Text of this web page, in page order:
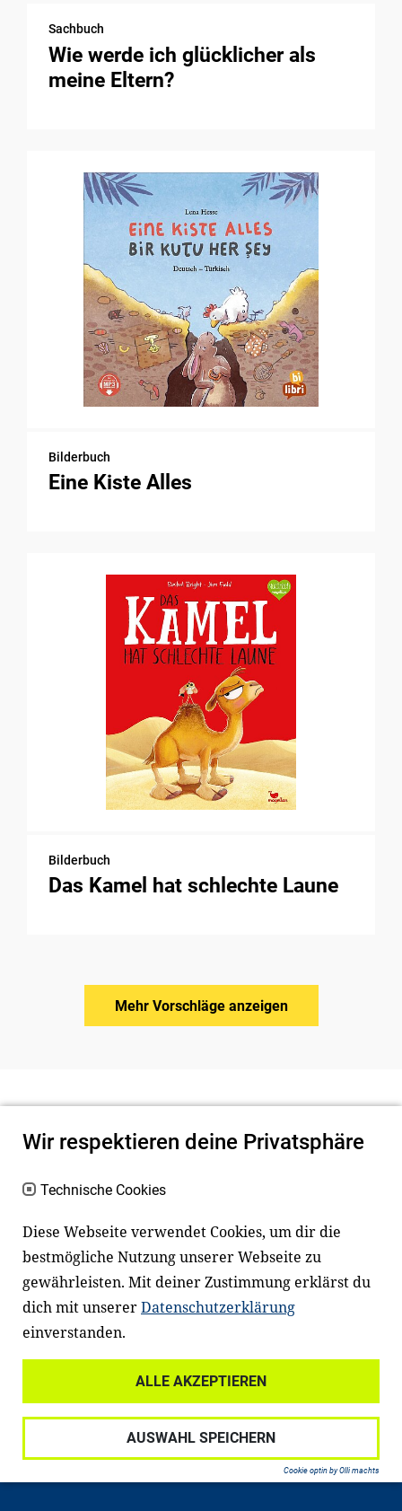
Sachbuch
Wie werde ich glücklicher als
meine Eltern?
Bilderbuch
Eine Kiste Alles
Bilderbuch
Das Kamel hat schlechte Laune
Mehr Vorschläge anzeigen
Newsletter
Facebook LinkedIn
Datenschutz
Haftungsausschluss
Impressum
Wir respektieren deine Privatsphäre
Technische Cookies
Diese Webseite verwendet Cookies, um dir die
bestmögliche Nutzung unserer Webseite zu
gewährleisten. Mit deiner Zustimmung erklärst du
dich mit unsererDatenschutzerklärung
einverstanden.
ALLE AKZEPTIEREN
AUSWAHL SPEICHERN
Cookie optin by Olli machts